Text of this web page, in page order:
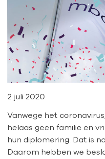
2 juli 2020
Vanwege het
helaas geen familie en
hun diplomering. Dat is
Daarom hebben we